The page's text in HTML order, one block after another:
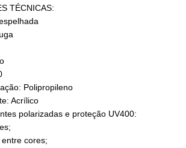
TÉCNICAS:
Polipropileno
Acrílico
polarizadas e proteção UV400:
cores;